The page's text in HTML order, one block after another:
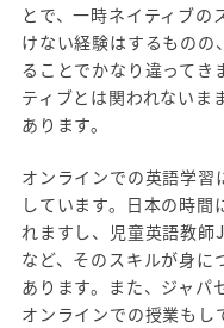
とで、一時ネイティブ
けない経験はするものの
ることでかなり違ってき
ティブとは関われないま
あります。
オンラインでの英語学
しています。日本の時
れますし、児童英語教
など、そのスキルが身に
あります。また、ジャパ
オンラインでの授業もし